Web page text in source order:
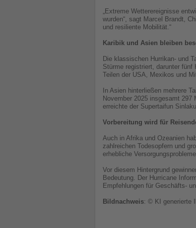
„Extreme Wetterereignisse
wurden“, sagt Marcel Brandt,
und resiliente Mobilität.“
Karibik und Asien bleiben
Die klassischen Hurrikan- und
Stürme registriert, darunter
Teilen der USA, Mexikos und
In Asien hinterließen mehrere
November 2025 insgesamt
erreichte der Supertaifun
Vorbereitung wird für
Auch in Afrika und Ozeanien
zahlreichen Todesopfern und
erhebliche
Vor diesem Hintergrund
Bedeutung. Der Hurricane
Empfehlungen für Geschäfts-
Bildnachweis: © KI generierte